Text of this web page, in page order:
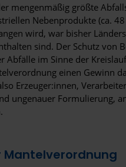
mengenmäßig größte
Nebenprodukte (ca.
wird, war bisher
sind. Der Schutz
Abfälle im Sinne der
einen Gewinn
Erzeuger:innen,
ungenauer Formulierung,
Mantelverordnung